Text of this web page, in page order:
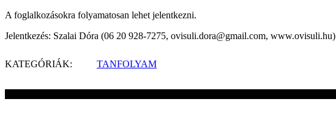
A foglalkozásokra folyamatosan lehet jelentkezni.
Jelentkezés: Szalai Dóra (06 20 928-7275, ovisuli.dora@gmail.com, www.ovisuli.hu)
KATEGÓRIÁK: TANFOLYAM